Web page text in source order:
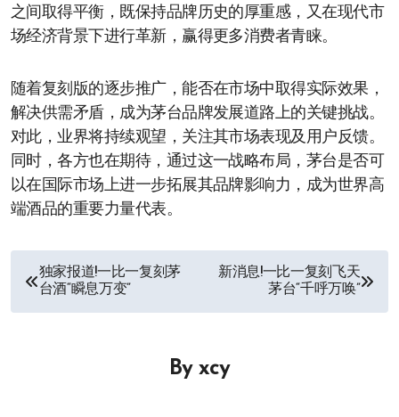
之间取得平衡，既保持品牌历史的厚重感，又在现代市
场经济背景下进行革新，赢得更多消费者青睐。
随着复刻版的逐步推广，能否在市场中取得实际效果，
解决供需矛盾，成为茅台品牌发展道路上的关键挑战。
对此，业界将持续观望，关注其市场表现及用户反馈。
同时，各方也在期待，通过这一战略布局，茅台是否可
以在国际市场上进一步拓展其品牌影响力，成为世界高
端酒品的重要力量代表。
文
章
独家报道!一比一复刻茅
台酒“瞬息万变”
新消息!一比一复刻飞天
茅台“千呼万唤”
By xcy